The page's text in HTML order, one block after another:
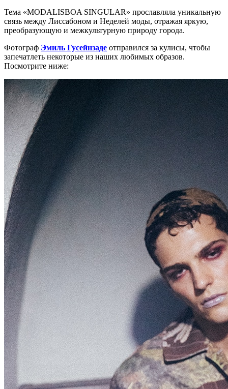
Тема «MODALISBOA SINGULAR» прославляла уникальную
связь между Лиссабоном и Неделей моды, отражая яркую,
преобразующую и межкультурную природу города.
Фотограф Эмиль Гусейнзаде отправился за кулисы, чтобы
запечатлеть некоторые из наших любимых образов.
Посмотрите ниже: